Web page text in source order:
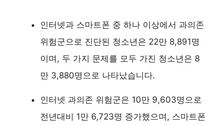
인터넷과 스마트폰 중 하나 이상에서 과의존
위험군으로 진단된 청소년은 22만 8,891명
이며, 두 가지 문제를 모두 가진 청소년은 8
만 3,880명으로 나타났습니다.
인터넷 과의존 위험군은 10만 9,603명으로
전년대비 1만 6,723명 증가했으며, 스마트폰